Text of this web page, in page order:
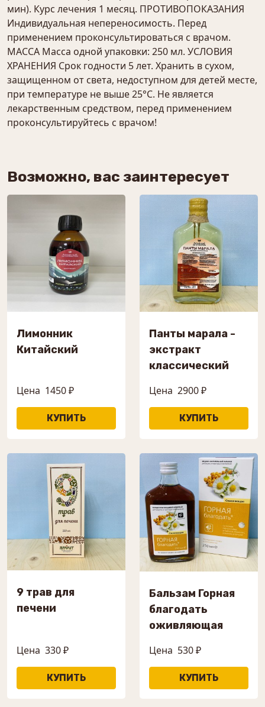
мин). Курс лечения 1 месяц. ПРОТИВОПОКАЗАНИЯ
Индивидуальная непереносимость. Перед
применением проконсультироваться с врачом.
МАССА Масса одной упаковки: 250 мл. УСЛОВИЯ
ХРАНЕНИЯ Срок годности 5 лет. Хранить в сухом,
защищенном от света, недоступном для детей месте,
при температуре не выше 25°С. Не является
лекарственным средством, перед применением
проконсультируйтесь с врачом!
Возможно, вас заинтересует
Лимонник
Китайский
Цена 1450 ₽
Панты марала -
экстракт
классический
Цена 2900 ₽
9 трав для
печени
Цена 330 ₽
Бальзам Горная
благодать
оживляющая
Цена 530 ₽